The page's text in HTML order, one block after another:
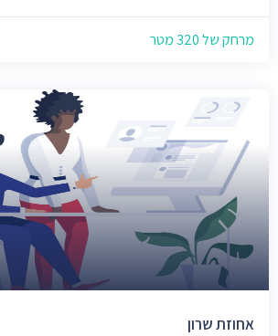
מרחק של 320 מטר
אחוזת שרון